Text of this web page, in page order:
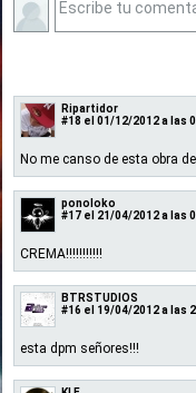
Ripartidor
#18 el 01/12/2012 a las
No me canso de esta obra
ponoloko
#17 el 21/04/2012 a las
CREMA!!!!!!!!!!!
BTRSTUDIOS
#16 el 19/04/2012 a las
esta dpm señores!!!